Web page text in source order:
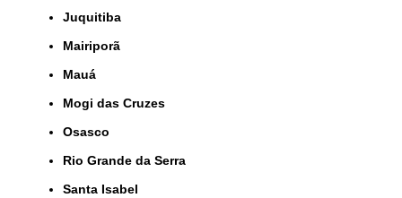
Juquitiba
Mairiporã
Mauá
Mogi das Cruzes
Osasco
Rio Grande da Serra
Santa Isabel